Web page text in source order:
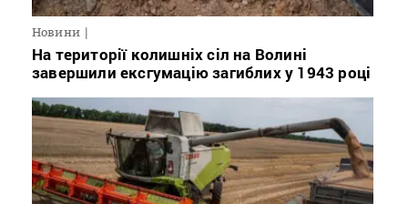
Новини
На території колишніх сіл на Волині
завершили ексгумацію загиблих у 1943 році